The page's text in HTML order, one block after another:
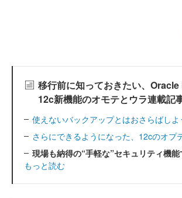
移行前に知っておきたい、
12c新機能のオモテとウラ連載記
使えないバックアップとはおさらばしよ
さらにできるようになった、12cのオプ
現場も納得の“手軽な”セキュリティ機
もっと読む